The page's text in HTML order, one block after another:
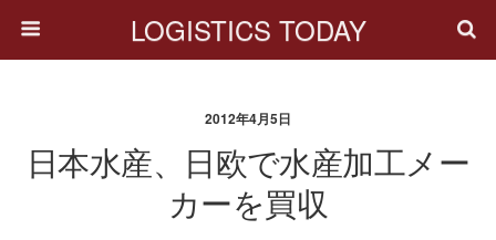
LOGISTICS TODAY
2012年4月5日
日本水産、日欧で水産加工メー
カーを買収